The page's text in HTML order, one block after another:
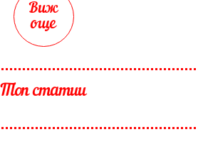
Виж
още
Топ статии